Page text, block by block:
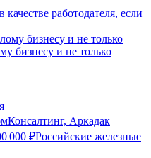
работодателя, если
бизнесу и не только
Аркадак
000 ₽Российские железные